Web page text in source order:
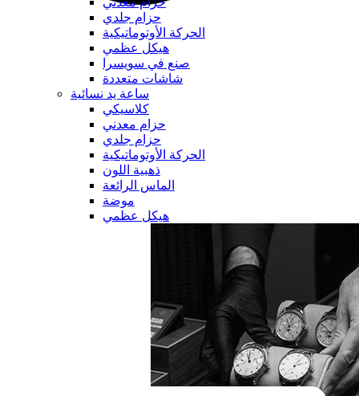
حزام جلدي
الحركة الأوتوماتيكية
هيكل عظمي
صنع في سويسرا
شاشات متعددة
ساعة يد نسائية
كلاسيكي
حزام معدني
حزام جلدي
الحركة الأوتوماتيكية
ذهبية اللون
الماس الرائعة
موضة
هيكل عظمي